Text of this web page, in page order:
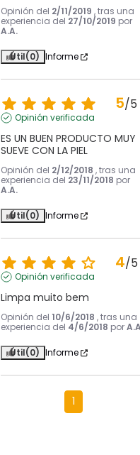
Opinión del 2/11/2019 , tras una
experiencia del 27/10/2019 por
A.A.
Útil(0) Informe
5/5
Opinión verificada
ES UN BUEN PRODUCTO MUY
SUEVE CON LA PIEL
Opinión del 2/12/2018 , tras una
experiencia del 23/11/2018 por
A.A.
Útil(0) Informe
4/5
Opinión verificada
Limpa muito bem
Opinión del 10/6/2018 , tras una
experiencia del 4/6/2018 por
Útil(0) Informe
1